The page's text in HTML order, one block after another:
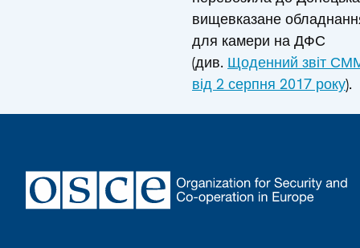
вищевказане
для камери на ДФС
(див. Щоденний звіт
від 2 серпня 2017 року).